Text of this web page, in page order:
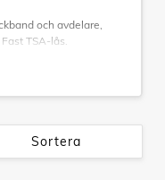
och avdelare,
TSA-lås.
Sortera